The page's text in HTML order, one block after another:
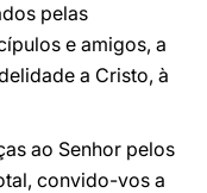
pelas
e amigos, a
a Cristo, à
ao Senhor pelos
convido-vos a